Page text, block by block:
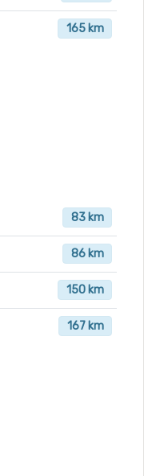
165 km
83 km
86 km
150 km
167 km